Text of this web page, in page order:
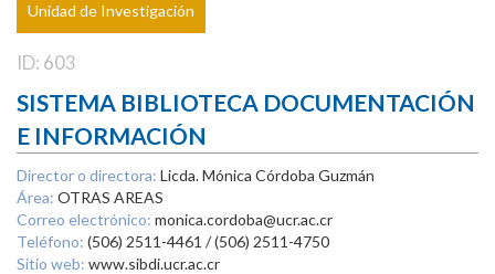
Unidad de Investigación
ID: 603
SISTEMA BIBLIOTECA DOCUMENTACIÓN
E INFORMACIÓN
Director o directora: Licda. Mónica Córdoba Guzmán
Área: OTRAS AREAS
Correo electrónico: monica.cordoba@ucr.ac.cr
Teléfono: (506) 2511-4461 / (506) 2511-4750
Sitio web: www.sibdi.ucr.ac.cr